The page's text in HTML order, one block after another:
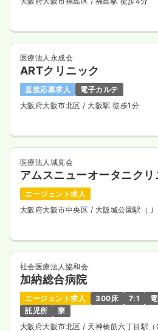
医療法人永成会
ARTクリニック
直接応募求人
電子カルテ
大阪府大阪市北区 / 大阪駅 徒歩1分
医療法人城見会
アムスニューオータニクリ
エージェント求人
大阪府大阪市中央区 / 大阪城公園駅（
社会医療法人協和会
加納総合病院
エージェント求人 300床 7:1
託児所
寮
大阪府大阪市北区/ 天神橋筋六丁目駅